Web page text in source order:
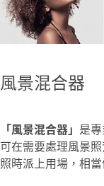
風景混合器
「風景混合器」 是
可在需要處理風景
照時派上用場，相當